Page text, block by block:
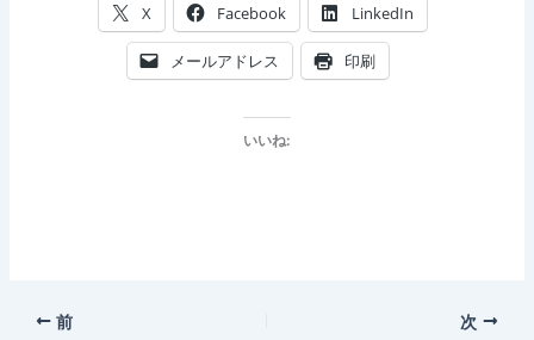
X Facebook LinkedIn
メールアドレス 印刷
いいね:
前 次